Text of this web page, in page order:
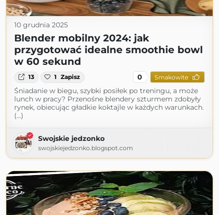
10 grudnia 2025
Blender mobilny 2024: jak
przygotować idealne smoothie bowl
w 60 sekund
13 1 Zapisz 0 Smakowite
Śniadanie w biegu, szybki posiłek po treningu, a może
lunch w pracy? Przenośne blendery szturmem zdobyły
rynek, obiecując gładkie koktajle w każdych warunkach.
(...)
Swojskie jedzonko
swojskiejedzonko.blogspot.com